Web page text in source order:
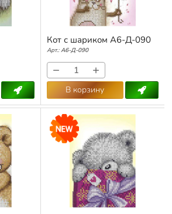
Кот с шариком А6-Д-090
Арт.: А6-Д-090
− +
В корзину